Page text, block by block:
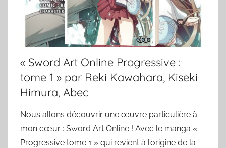
« Sword Art Online Progressive :
tome 1 » par Reki Kawahara, Kiseki
Himura, Abec
Nous allons découvrir une œuvre particulière à
mon cœur : Sword Art Online ! Avec le manga «
Progressive tome 1 » qui revient à l’origine de la